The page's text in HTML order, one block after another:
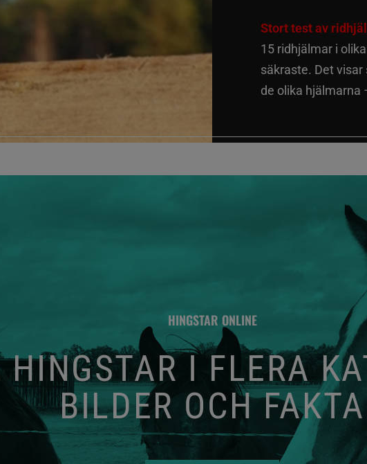
Stort test av
15 ridhjälmar i
säkraste. Det
de olika hjälmarna
HINGSTAR ONLINE
HINGSTAR I FLERA
BILDER OCH FAKTA